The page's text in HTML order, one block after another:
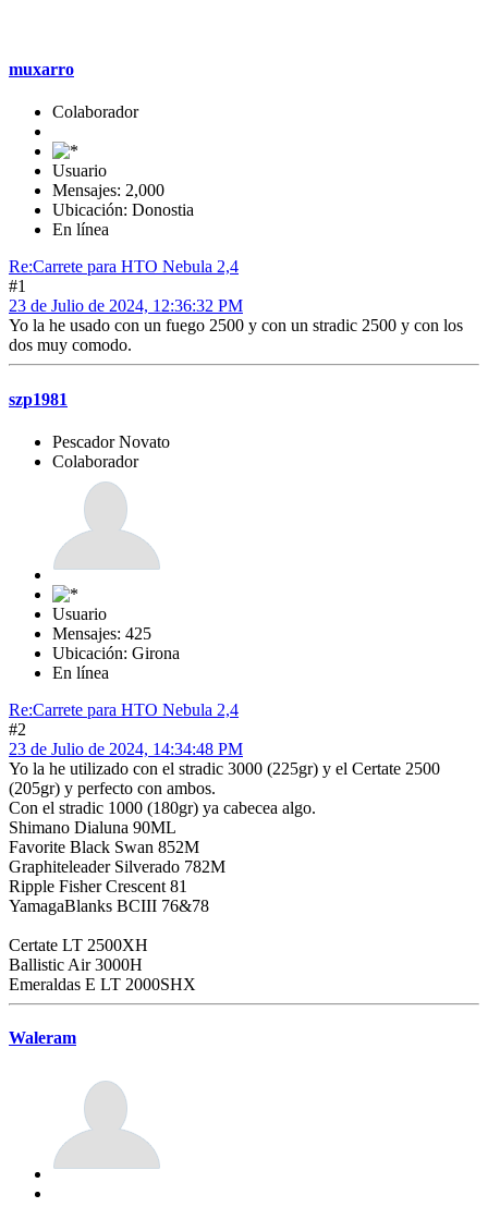
muxarro
Colaborador
Usuario
Mensajes: 2,000
Ubicación: Donostia
En línea
Re:Carrete para HTO Nebula 2,4
#1
23 de Julio de 2024, 12:36:32 PM
Yo la he usado con un fuego 2500 y con un stradic 2500 y con los
dos muy comodo.
szp1981
Pescador Novato
Colaborador
Usuario
Mensajes: 425
Ubicación: Girona
En línea
Re:Carrete para HTO Nebula 2,4
#2
23 de Julio de 2024, 14:34:48 PM
Yo la he utilizado con el stradic 3000 (225gr) y el Certate 2500
(205gr) y perfecto con ambos.
Con el stradic 1000 (180gr) ya cabecea algo.
Shimano Dialuna 90ML
Favorite Black Swan 852M
Graphiteleader Silverado 782M
Ripple Fisher Crescent 81
YamagaBlanks BCIII 76&78
Certate LT 2500XH
Ballistic Air 3000H
Emeraldas E LT 2000SHX
Waleram